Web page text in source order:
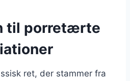
til porretærte
ret, der stammer fra